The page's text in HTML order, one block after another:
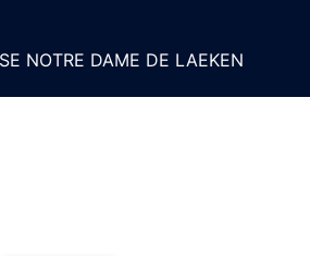
NOTRE DAME DE LAEKEN